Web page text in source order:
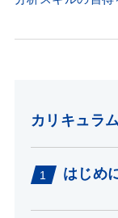
カリキュラ
はじめ